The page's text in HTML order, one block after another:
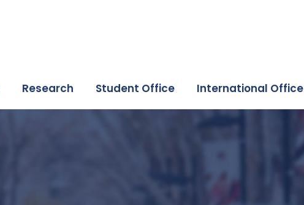
Research Student Office International Office